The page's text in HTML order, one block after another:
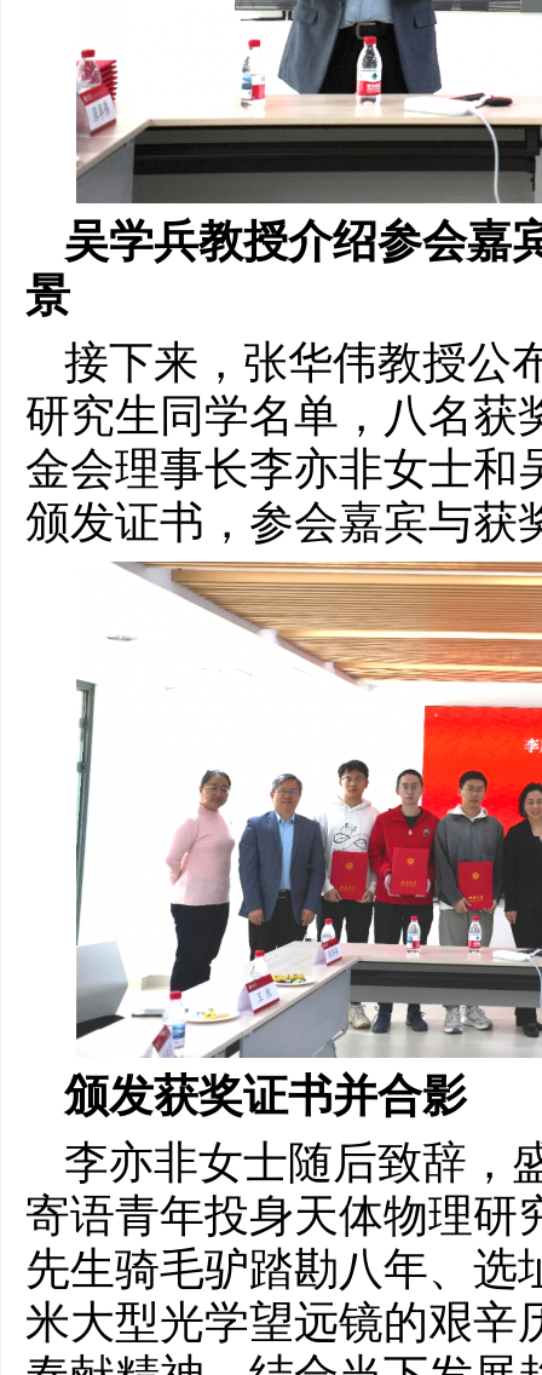
吴学兵教授介绍参会嘉
景
接下来，张华伟教授公
研究生同学名单，八名获
金会理事长李亦非女士和
颁发证书，参会嘉宾与获
颁发获奖证书并合影
李亦非女士随后致辞，
寄语青年投身天体物理研
先生骑毛驴踏勘八年、选
米大型光学望远镜的艰辛